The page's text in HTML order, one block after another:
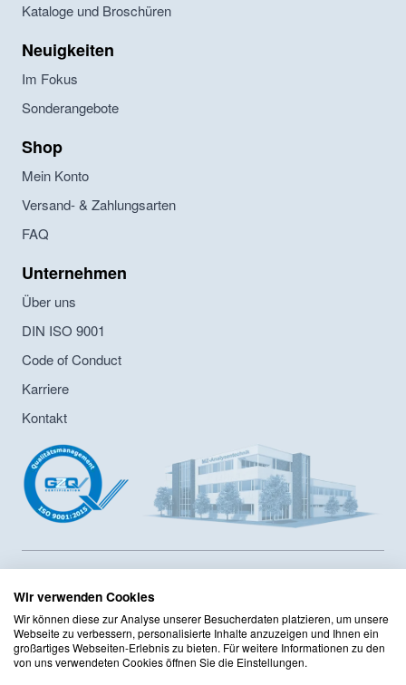
Kataloge und Broschüren
Neuigkeiten
Im Fokus
Sonderangebote
Shop
Mein Konto
Versand- & Zahlungsarten
FAQ
Unternehmen
Über uns
DIN ISO 9001
Code of Conduct
Karriere
Kontakt
MZ-Analysentechnik GmbH ist Hersteller von HPLC- und GPC-
Säulen sowie Lieferant von Chromatographiesäulen und
Innerbertriebliches Compliance Programm sowie ein
Qualitätsmanagement mit DIN ISO 9001:2015 Zertifizierung
implementiert. Das Sortiment umfasst mehr als 125 Hersteller
Wir verwenden Cookies
Wir können diese zur Analyse unserer Besucherdaten platzieren, um unsere
Webseite zu verbessern, personalisierte Inhalte anzuzeigen und Ihnen ein
großartiges Webseiten-Erlebnis zu bieten. Für weitere Informationen zu den
von uns verwendeten Cookies öffnen Sie die Einstellungen.